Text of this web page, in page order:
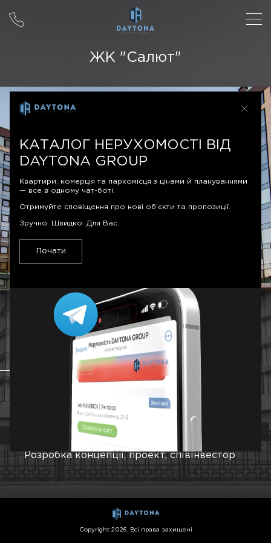
ЖК "Салют"
Дніпро
ЗБУДОВАНИЙ
Загальна площа
Роки будівництва
2015 - 2017
Розробка концепції, проект, співінвестор
Copyright 2026. Всі права захищені
КАТАЛОГ НЕРУХОМОСТІ ВІД
DAYTONA GROUP
Квартири, комерція та паркомісця з цінами й плануваннями
— все в одному чат-боті.
Отримуйте сповіщення про нові об’єкти та пропозиції.
Зручно. Швидко. Для Вас.
Почати